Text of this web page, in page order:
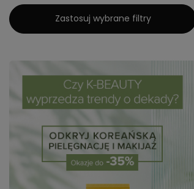
Zastosuj wybrane filtry